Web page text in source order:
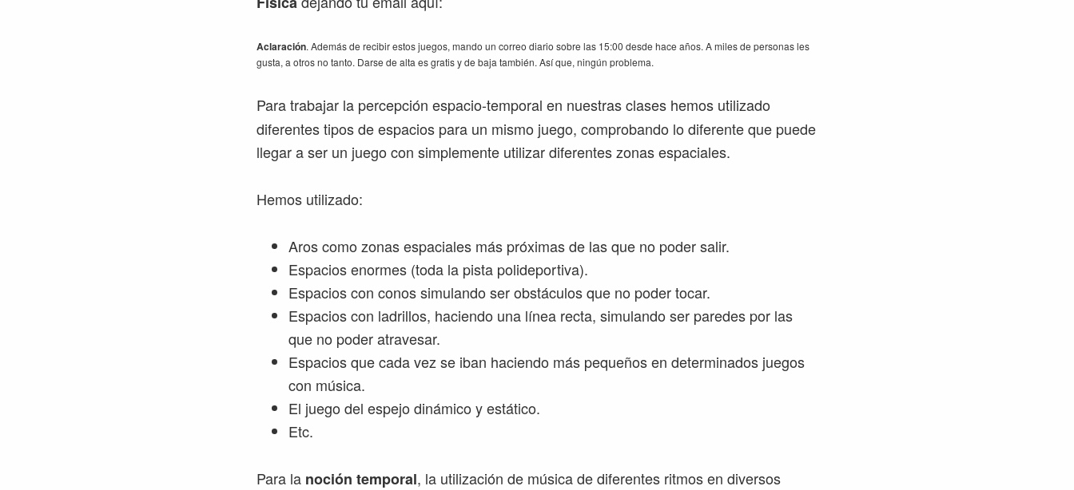
Aclaración. Además de recibir estos juegos, mando un correo diario sobre las 15:00 desde hace años. A miles de personas les
gusta, a otros no tanto. Darse de alta es gratis y de baja también. Así que, ningún problema.
Para trabajar la percepción espacio-temporal en nuestras clases hemos utilizado
diferentes tipos de espacios para un mismo juego, comprobando lo diferente que puede
llegar a ser un juego con simplemente utilizar diferentes zonas espaciales.
Hemos utilizado:
Aros como zonas espaciales más próximas de las que no poder salir.
Espacios enormes (toda la pista polideportiva).
Espacios con conos simulando ser obstáculos que no poder tocar.
Espacios con ladrillos, haciendo una línea recta, simulando ser paredes por las
que no poder atravesar.
Espacios que cada vez se iban haciendo más pequeños en determinados juegos
con música.
El juego del espejo dinámico y estático.
Etc.
Para la noción temporal, la utilización de música de diferentes ritmos en diversos